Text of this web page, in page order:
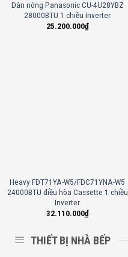
Dàn nóng Panasonic CU-4U28YBZ
28000BTU 1 chiều Inverter
25.200.000₫
Heavy FDT71YA-W5/FDC71YNA-W5
24000BTU điều hòa Cassette 1 chiều
Inverter
32.110.000₫
THIẾT BỊ NHÀ BẾP